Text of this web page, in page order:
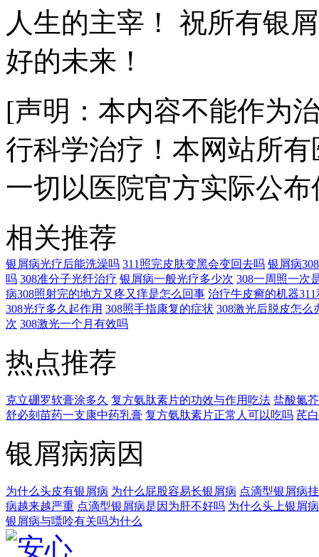
人生的主宰！ 祝所有银
好的未来！
[声明：本内容不能作为
行科学治疗！本网站所
一切以医院官方实际公
相关推荐
银屑病光疗后能洗澡吗 311照完皮肤变黑会变回去吗 银屑病
吗 308准分子光纤治疗 银屑病一般光疗多少次 308一周照一次
病308照射完的地方又疼又痒是怎么回事 治疗牛皮癣的机器
308光疗多久起作用 308照手指康复的症状 308激光后脱皮怎么
次 308激光一个月有效吗
热点推荐
克立硼罗软膏涂多久 复方氨肽素片的功效与作用吃法 盐酸氮
舒必刻苗药一支康中药乳膏 复方氨肽素片正常人可以吃吗 芪
银屑病病因
为什么头皮有银屑病 为什么屁股容易长银屑病 点滴型银屑病
病越来越严重 点滴型银屑病是因为肝不好吗 为什么头上银屑
银屑病与嘌呤有关吗为什么